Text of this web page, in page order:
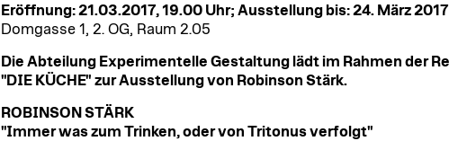
Eröffnung: 21.03.2017, 19.00 Uhr; Ausstellung bis: 24. März 2017
Domgasse 1, 2. OG, Raum 2.05
Die Abteilung Experimentelle Gestaltung lädt im Rahmen der
"DIE KÜCHE" zur Ausstellung von Robinson Stärk.
ROBINSON STÄRK
"Immer was zum Trinken, oder von Tritonus verfolgt"